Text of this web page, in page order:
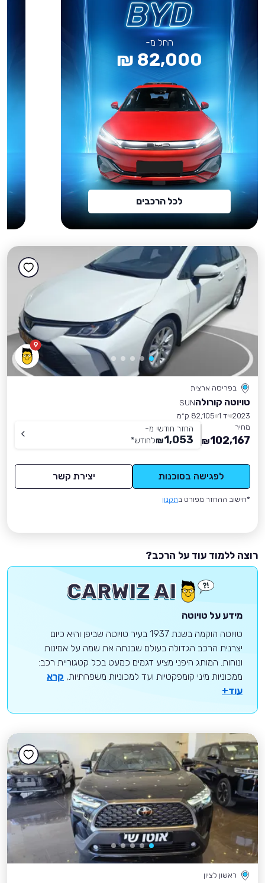
החל מ-
82,000 ₪
לכל הרכבים
9
בפריסה ארצית
טויוטה קורולהSUN
2023 יד 1
82,105 ק״מ
מחיר
102,167
₪
החזר חודשי מ-
1,053
₪לחודש*
לפגישה בסוכנות יצירת קשר
*חישוב ההחזר מפורט בתקנון
רוצה ללמוד עוד על הרכב?
מידע על טויוטה
טויוטה הוקמה בשנת 1937 בעיר טויוטה שביפן והיא כיום
יצרנית הרכב הגדולה בעולם שבנתה את שמה על אמינות
ונוחות. המותג היפני מציע דגמים כמעט בכל קטגוריית רכב:
ממכוניות מיני קומפקטיות ועד למכוניות משפחתיות, קרא
עוד+
ראשון לציון